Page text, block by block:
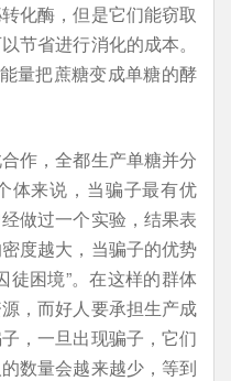
化酶，但是它们能窃取
节省进行消化的成本。
量把蔗糖变成单糖的酵
作，全都生产单糖并分
体来说，当骗子最有优
做过一个实验，结果表
度越大，当骗子的优势
徒困境”。在这样的群体
，而好人要承担生产成
，一旦出现骗子，它们
数量会越来越少，等到